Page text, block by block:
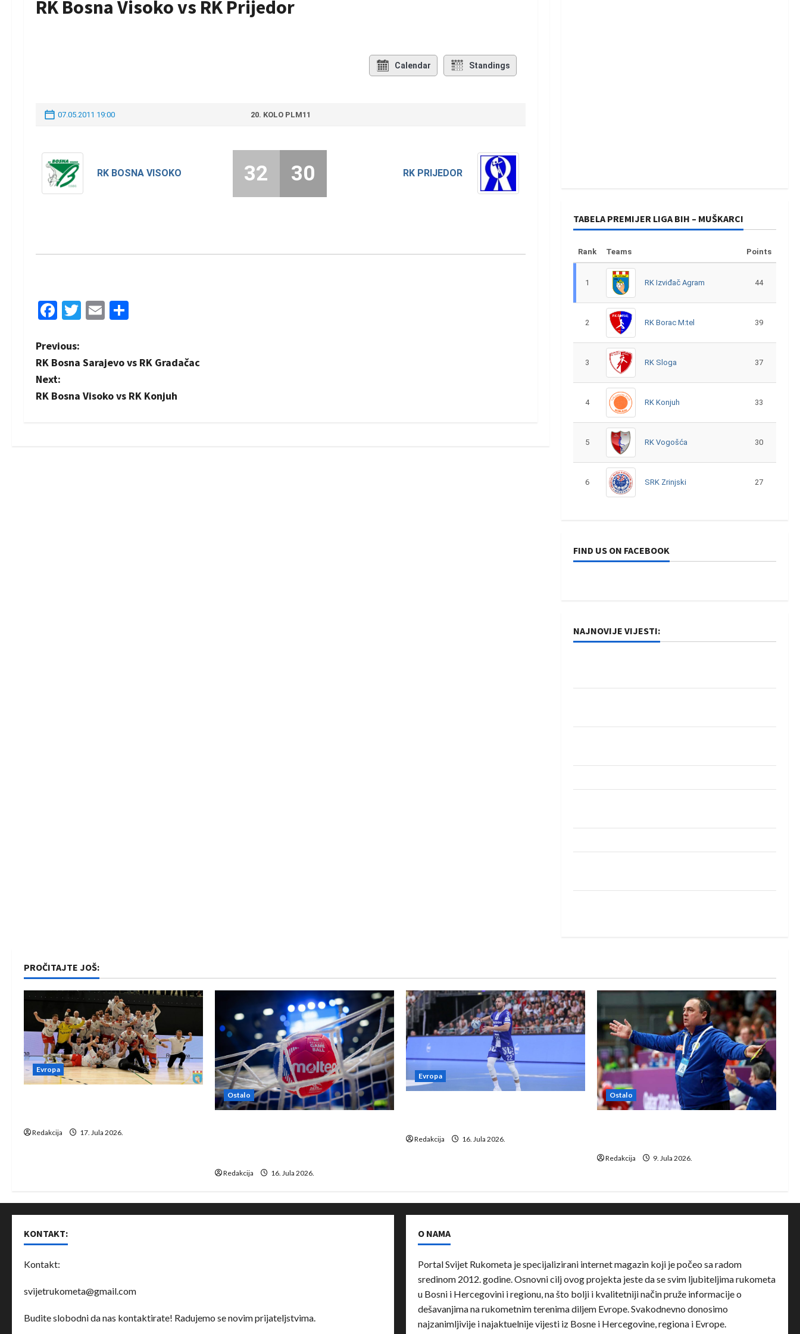
RK Bosna Visoko vs RK Prijedor
Calendar Standings
07.05.2011 19:00 20. KOLO PLM11
RK BOSNA VISOKO RK PRIJEDOR
32 30
Facebook
Twitter
Email
P
o
s
Previous:
RK Bosna Sarajevo vs RK Gradačac
Next:
RK Bosna Visoko vs RK Konjuh
TABELA PREMIJER LIGA BIH – MUŠKARCI
Rank Teams Points
1 RK Izviđač Agram 44
2 RK Borac M:tel 39
3 RK Sloga 37
4 RK Konjuh 33
5 RK Vogošća 30
6 SRK Zrinjski 27
FIND US ON FACEBOOK
NAJNOVIJE VIJESTI:
PROČITAJTE JOŠ:
Evropa
Redakcija 17. Jula 2026.
Ostalo
Redakcija 16. Jula 2026.
Evropa
Redakcija 16. Jula 2026.
Ostalo
Redakcija 9. Jula 2026.
KONTAKT:
Kontakt:
svijetrukometa@gmail.com
Budite slobodni da nas kontaktirate! Radujemo se novim prijateljstvima.
O NAMA
Portal Svijet Rukometa je specijalizirani internet magazin koji je počeo sa radom
sredinom 2012. godine. Osnovni cilj ovog projekta jeste da se svim ljubiteljima rukometa
u Bosni i Hercegovini i regionu, na što bolji i kvalitetniji način pruže informacije o
dešavanjima na rukometnim terenima diljem Evrope. Svakodnevno donosimo
najzanimljivije i najaktuelnije vijesti iz Bosne i Hercegovine, regiona i Evrope.